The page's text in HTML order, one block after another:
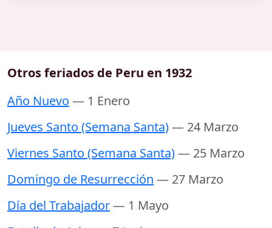
Otros feriados de Peru en 1932
Año Nuevo — 1 Enero
Jueves Santo (Semana Santa)— 24 Marzo
Viernes Santo (Semana Santa)— 25 Marzo
Domingo de Resurrección — 27 Marzo
Día del Trabajador— 1 Mayo